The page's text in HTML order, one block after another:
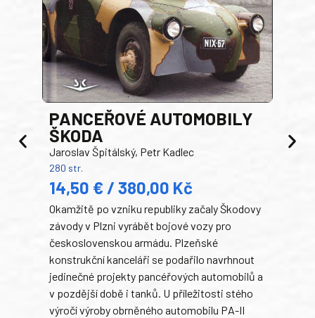
PANCEŘOVÉ AUTOMOBILY
ŠKODA
Jaroslav Špitálský, Petr Kadlec
280 str.
14,50 € / 380,00 Kč
Okamžitě po vzniku republiky začaly Škodovy
závody v Plzni vyrábět bojové vozy pro
československou armádu. Plzeňské
konstrukční kanceláři se podařilo navrhnout
jedinečné projekty pancéřových automobilů a
v pozdější době i tanků. U příležitosti stého
výročí výroby obrněného automobilu PA-II